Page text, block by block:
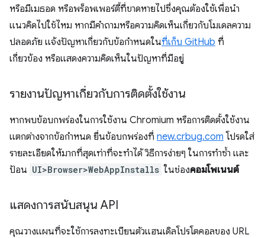
หรือมีเมธอด หรือพร็อพเพอร์ตี้ที่ขาดหายไปซึ่งคุณต้องใช้เพื่อนำ
แนวคิดไปใช้ไหม หากมีคำถามหรือความคิดเห็นเกี่ยวกับโมเดลความ
ปลอดภัย แจ้งปัญหาเกี่ยวกับข้อกำหนดในที่เก็บ GitHub ที่
เกี่ยวข้อง หรือแสดงความคิดเห็นในปัญหาที่มีอยู่
รายงานปัญหาเกี่ยวกับการติดตั้งใช้งาน
หากพบข้อบกพร่องในการใช้งาน Chromium หรือการติดตั้งใช้งาน
แตกต่างจากข้อกำหนด ยื่นข้อบกพร่องที่ new.crbug.com โปรดใส่
รายละเอียดให้มากที่สุดเท่าที่จะทำได้ วิธีการง่ายๆ ในการทำซ้ำ และ
ป้อน UI>Browser>WebAppInstalls ในช่องคอมโพเนนต์
แสดงการสนับสนุน API
คุณวางแผนที่จะใช้การลงทะเบียนตัวแฮนเดิลโปรโตคอลของ URL